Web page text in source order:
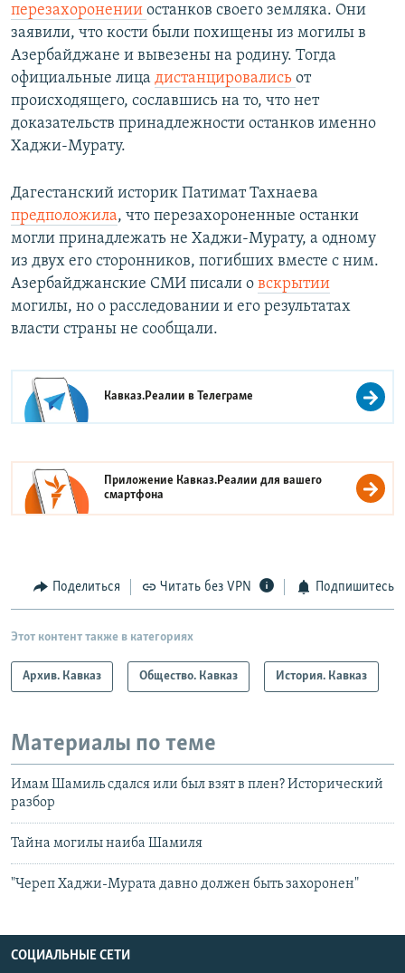
перезахоронении останков своего земляка. Они
заявили, что кости были похищены из могилы в
Азербайджане и вывезены на родину. Тогда
официальные лица дистанцировались от
происходящего, сославшись на то, что нет
доказательств принадлежности останков именно
Хаджи-Мурату.
Дагестанский историк Патимат Тахнаева
предположила, что перезахороненные останки
могли принадлежать не Хаджи-Мурату, а одному
из двух его сторонников, погибших вместе с ним.
Азербайджанские СМИ писали о вскрытии
могилы, но о расследовании и его результатах
власти страны не сообщали.
Кавказ.Реалии вТелеграме
Приложение Кавказ.Реалии для вашего
смартфона
Поделиться Читать без VPN Подпишитесь
Этот контент также в категориях
Архив. Кавказ Общество. Кавказ История. Кавказ
Материалы по теме
Имам Шамиль сдался или был взят в плен? Исторический
разбор
Тайна могилы наиба Шамиля
"Череп Хаджи-Мурата давно должен быть захоронен"
СОЦИАЛЬНЫЕ СЕТИ